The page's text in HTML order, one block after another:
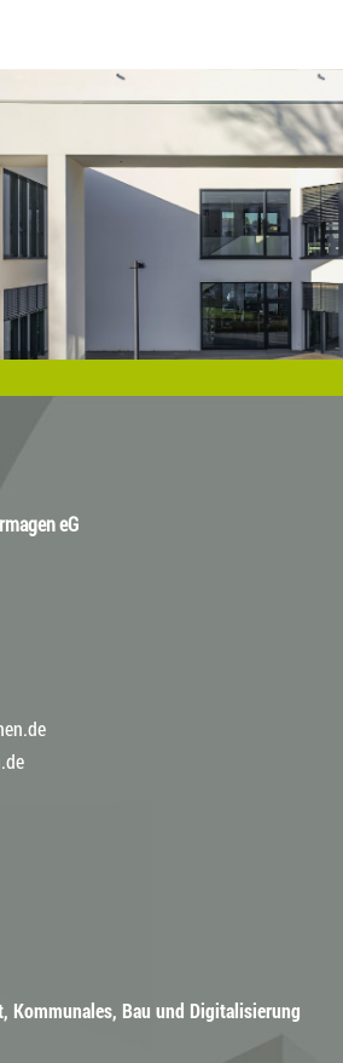
Die Urheberrechte liegen bei der
eG, es sei denn, ein anderer
z.B. bei Bildern und Fotos von
diesen Fällen wenden Sie sich bitte an
wenn Sie das Material
eG
Kommunales, Bau und Digitalisierung